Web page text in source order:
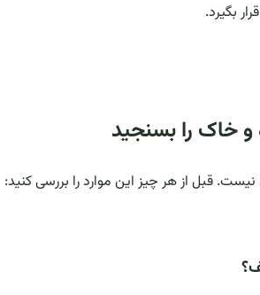
بگیرد.
خاک را بسنجید
قبل از هر چیز این موارد را بررسی کنید: